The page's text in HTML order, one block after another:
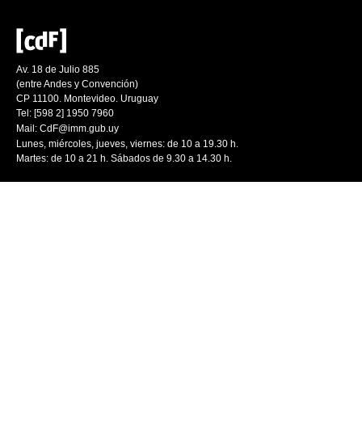
Av. 18 de Julio 885
(entre Andes y Convención)
CP 11100. Montevideo. Uruguay
Tel: [598 2] 1950 7960
Mail: CdF@imm.gub.uy
Lunes, miércoles, jueves, viernes: de 10 a 19.30 h.
Martes: de 10 a 21 h. Sábados de 9.30 a 14.30 h.